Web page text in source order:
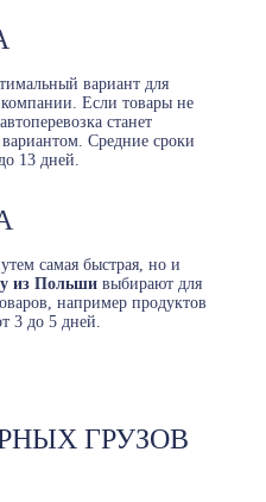
вариант для
Если товары не
станет
Средние сроки
13 дней.
самая быстрая, но и
из Польши выбирают для
например продуктов
3 до 5 дней.
ГРУЗОВ